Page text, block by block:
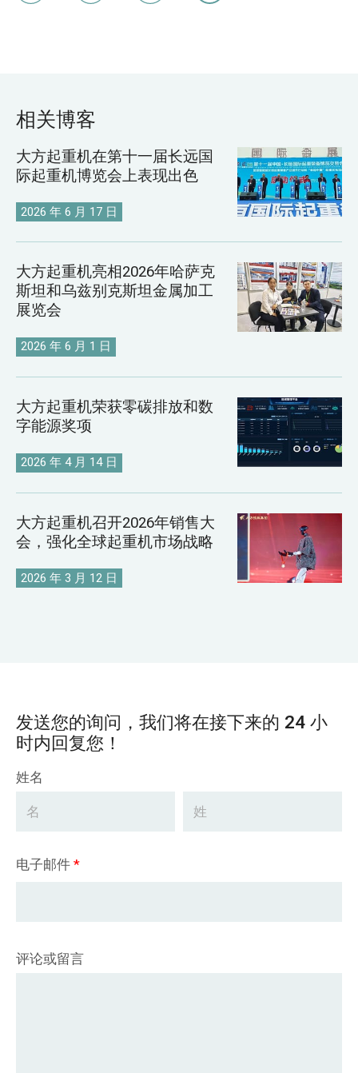
相关博客
大方起重机在第十一届长远国
际起重机博览会上表现出色
2026 年 6 月 17 日
大方起重机亮相2026年哈萨克
斯坦和乌兹别克斯坦金属加工
展览会
2026 年 6 月 1 日
大方起重机荣获零碳排放和数
字能源奖项
2026 年 4 月 14 日
大方起重机召开2026年销售大
会，强化全球起重机市场战略
2026 年 3 月 12 日
发送您的询问，我们将在接下来的 24 小
时内回复您！
姓名
电子邮件*
评论或留言